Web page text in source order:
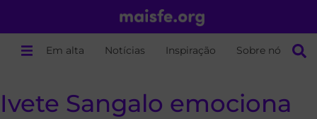
Em alta Notícias Inspiração Sobre nós
Ivete Sangalo emociona